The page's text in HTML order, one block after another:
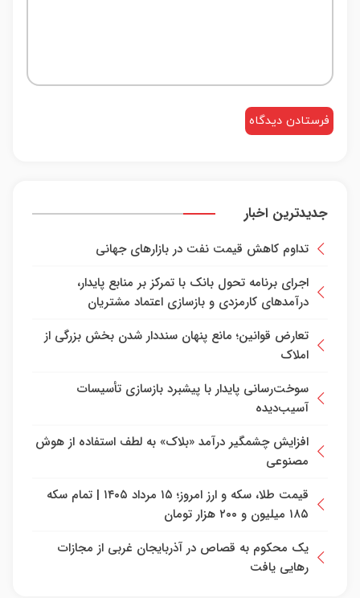
جدیدترین اخبار
تداوم کاهش قیمت نفت در بازارهای جهانی
اجرای برنامه تحول بانک با تمرکز بر منابع پایدار،
درآمدهای کارمزدی و بازسازی اعتماد مشتریان
تعارض قوانین؛ مانع پنهان سنددار شدن بخش بزرگی از
املاک
سوخت‌رسانی پایدار با پیشبرد بازسازی تأسیسات
آسیب‌دیده
افزایش چشمگیر درآمد «بلاک» به لطف استفاده از هوش
مصنوعی
قیمت طلا، سکه و ارز امروز؛ ۱۵ مرداد ۱۴۰۵ | تمام سکه
۱۸۵ میلیون و ۲۰۰ هزار تومان
یک محکوم به قصاص در آذربایجان‌ غربی از مجازات
رهایی یافت